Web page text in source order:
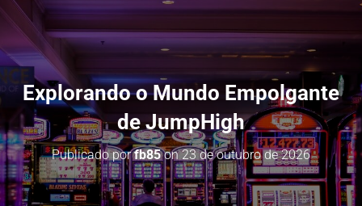
Ç
O
Explorando o Mundo Empolgante
de JumpHigh
Publicado porfb85on23 de outubro de 2026